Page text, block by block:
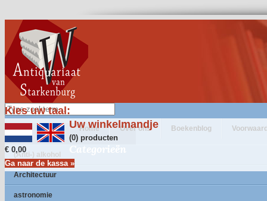
Kies uw taal:
Uw winkelmandje
(0) producten
€ 0,00
Ga naar de kassa »
Home Over ons Boekenblog
Categorieën
(Anti-) alkohol
Architectuur
astronomie